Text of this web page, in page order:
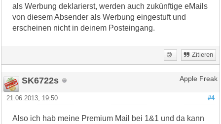
als Werbung deklarierst, werden auch zukünftige eMails
von diesem Absender als Werbung eingestuft und
erscheinen nicht in deinem Posteingang.
Zitieren
SK6722s Apple Freak
#4
21.06.2013, 19:50
Also ich hab meine Premium Mail bei 1&1 und da kann